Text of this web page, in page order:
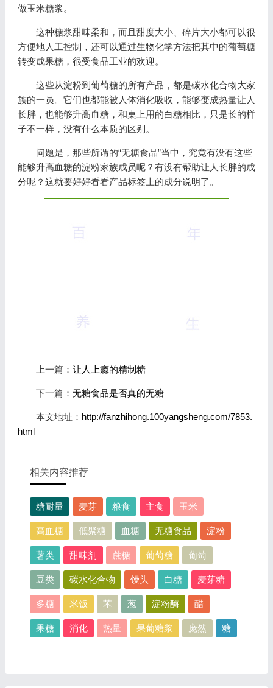
做玉米糖浆。
这种糖浆甜味柔和，而且甜度大小、碎片大小都可以很
方便地人工控制，还可以通过生物化学方法把其中的葡萄糖
转变成果糖，很受食品工业的欢迎。
这些从淀粉到葡萄糖的所有产品，都是碳水化合物大家
族的一员。它们也都能被人体消化吸收，能够变成热量让人
长胖，也能够升高血糖，和桌上用的白糖相比，只是长的样
子不一样，没有什么本质的区别。
问题是，那些所谓的“无糖食品”当中，究竟有没有这些
能够升高血糖的淀粉家族成员呢？有没有帮助让人长胖的成
分呢？这就要好好看看产品标签上的成分说明了。
上一篇： 让人上瘾的精制糖
下一篇： 无糖食品是否真的无糖
本文地址： http://fanzhihong.100yangsheng.com/7853.
html
相关内容推荐
糖耐量 麦芽 粮食 主食 玉米
高血糖 低聚糖 血糖 无糖食品 淀粉
薯类 甜味剂 蔗糖 葡萄糖 葡萄
豆类 碳水化合物 馒头 白糖 麦芽糖
多糖 米饭 苯 葱 淀粉酶 醋
果糖 消化 热量 果葡糖浆 庞然 糖